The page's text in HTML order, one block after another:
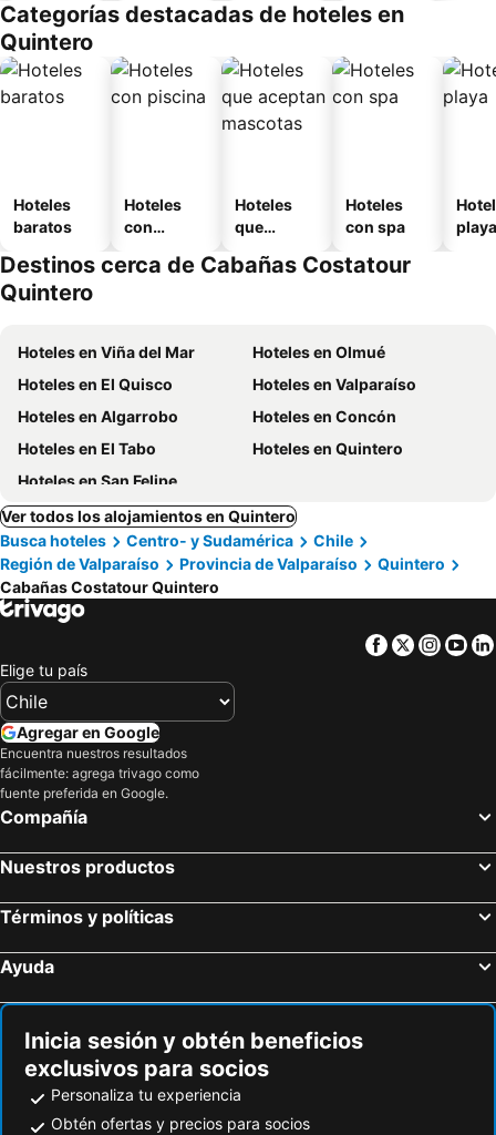
o
Categorías destacadas de hoteles en
Quintero
Hoteles
baratos
Hoteles
con
Hoteles
que
mascotas
Hoteles
con spa
playa
Destinos cerca de Cabañas Costatour
Quintero
Hoteles en Viña del Mar
Hoteles en Olmué
Hoteles en El Quisco
Hoteles en Valparaíso
Hoteles en Algarrobo
Hoteles en Concón
Hoteles en El Tabo
Hoteles en Quintero
Hoteles en San Felipe
Ver todos los alojamientos en Quintero
Busca hoteles
Centro- y Sudamérica
Chile
Región de Valparaíso
Provincia de Valparaíso
Quintero
Cabañas Costatour Quintero
Facebook
Twitter
Elige tu país
Agregar en Google
Encuentra nuestros resultados
fácilmente: agrega trivago como
fuente preferida en Google.
Compañía
Nuestros productos
Términos y políticas
Ayuda
Inicia sesión y obtén beneficios
exclusivos para socios
Personaliza tu experiencia
Obtén ofertas y precios para socios